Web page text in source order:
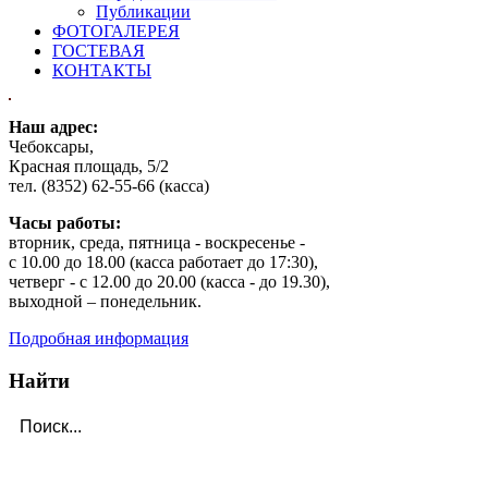
Публикации
ФОТОГАЛЕРЕЯ
ГОСТЕВАЯ
КОНТАКТЫ
Наш адрес:
Чебоксары,
Красная площадь, 5/2
тел. (8352) 62-55-66 (касса)
Часы работы:
вторник, среда, пятница - воскресенье -
с 10.00 до 18.00 (касса работает до 17:30),
четверг - с 12.00 до 20.00 (касса - до 19.30),
выходной – понедельник.
Подробная информация
Найти